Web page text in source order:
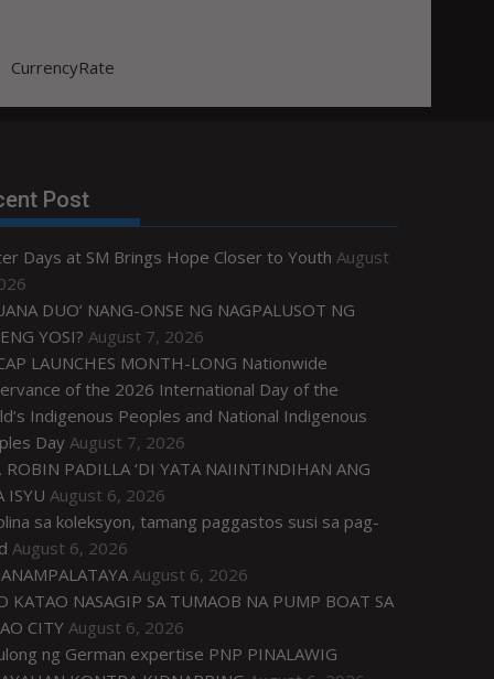
CurrencyRate
Post
Days at SM Brings Hope Closer to Youth August
DUO’ NANG-ONSE NG NAGPALUSOT NG
YOSI? August 7, 2026
LAUNCHES MONTH-LONG Nationwide
of the 2026 International Day of the
Indigenous Peoples and National Indigenous
Day August 7, 2026
ROBIN PADILLA ‘DI YATA NAIINTINDIHAN ANG
ISYU August 6, 2026
sa koleksyon, tamang paggastos susi sa pag-
August 6, 2026
August 6, 2026
KATAO NASAGIP SA TUMAOB NA PUMP BOAT SA
CITY August 6, 2026
ng German expertise PNP PINALAWIG